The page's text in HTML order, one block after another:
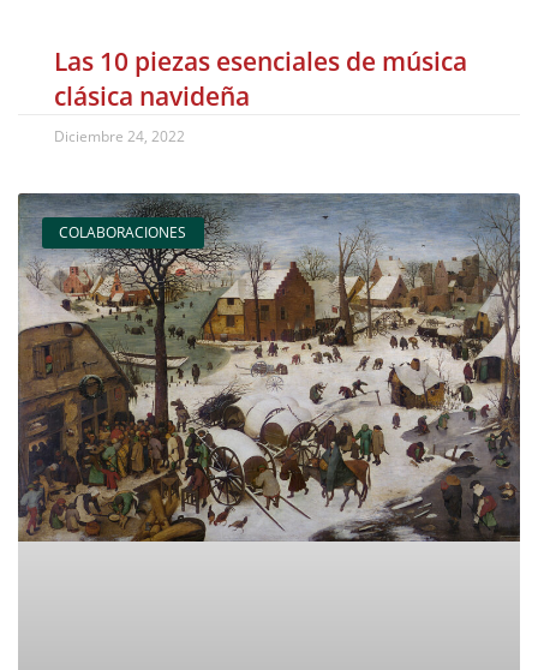
Las 10 piezas esenciales de música
clásica navideña
Diciembre 24, 2022
COLABORACIONES